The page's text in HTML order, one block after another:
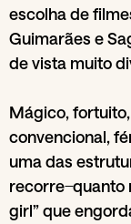
escolha de
Guimarães e
de vista muito
Mágico,
convencional,
uma das
recorre ̶ quanto
girl” que